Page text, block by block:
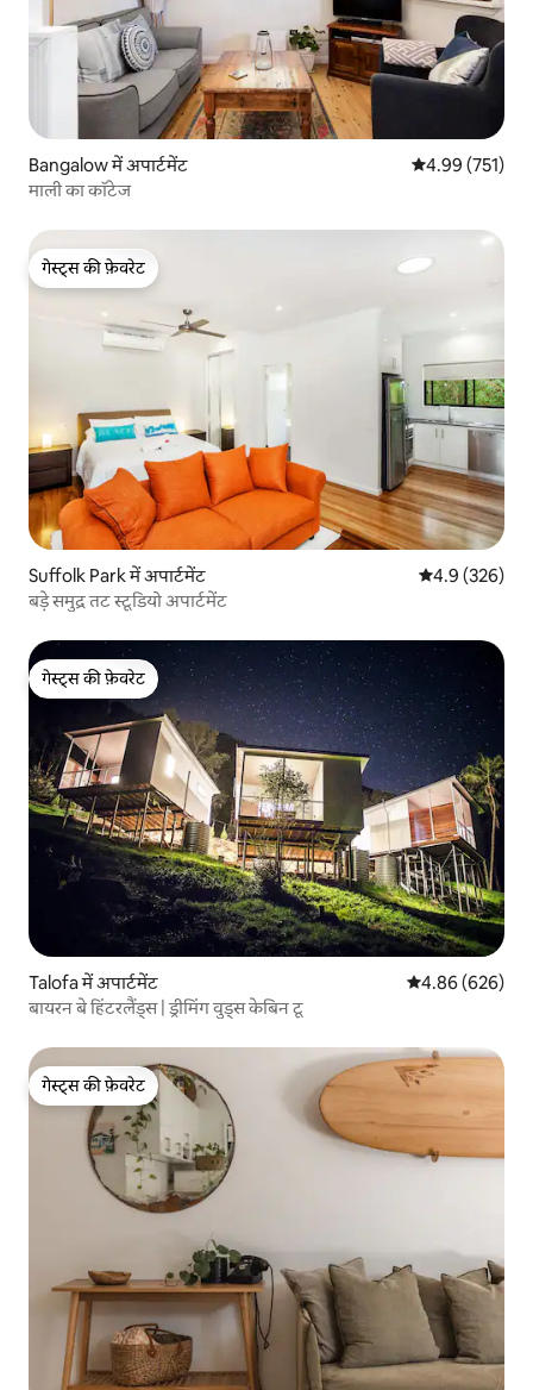
Bangalow में अपार्टमेंट औसत रेटिंग 5 में से
4.99 (751)
माली का कॉटेज
गेस्ट्स की फ़ेवरेट
गेस्ट्स की फ़ेवरेट
Suffolk Park में अपार्टमेंट औसत रेटिंग 5 में
4.9 (326)
बड़े समुद्र तट स्टूडियो अपार्टमेंट
गेस्ट्स की फ़ेवरेट
गेस्ट्स की फ़ेवरेट
Talofa में अपार्टमेंट औसत रेटिंग 5 में से
4.86 (626)
बायरन बे हिंटरलैंड्स | ड्रीमिंग वुड्स केबिन टू
गेस्ट्स की फ़ेवरेट
गेस्ट्स की फ़ेवरेट